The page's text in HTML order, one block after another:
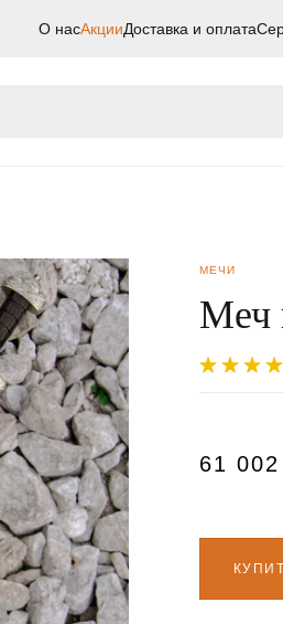
О насАкцииДоставка и оплата
МЕЧИ
Меч
61 002